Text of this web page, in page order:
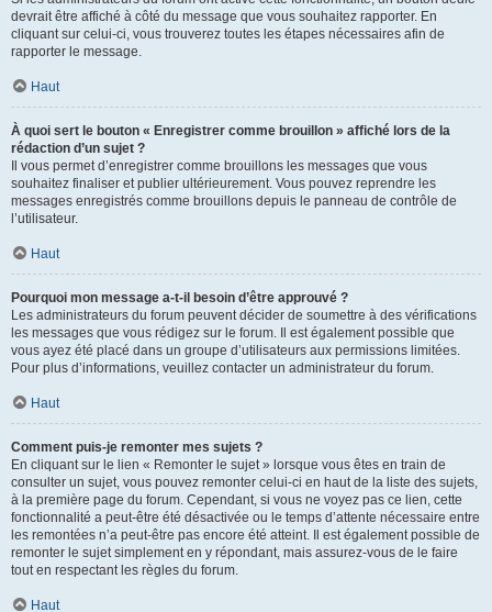
devrait être affiché à côté du message que vous souhaitez rapporter. En
cliquant sur celui-ci, vous trouverez toutes les étapes nécessaires afin de
rapporter le message.
Haut
À quoi sert le bouton « Enregistrer comme brouillon » affiché lors de la
rédaction d’un sujet ?
Il vous permet d’enregistrer comme brouillons les messages que vous
souhaitez finaliser et publier ultérieurement. Vous pouvez reprendre les
messages enregistrés comme brouillons depuis le panneau de contrôle de
l’utilisateur.
Haut
Pourquoi mon message a-t-il besoin d’être approuvé ?
Les administrateurs du forum peuvent décider de soumettre à des vérifications
les messages que vous rédigez sur le forum. Il est également possible que
vous ayez été placé dans un groupe d’utilisateurs aux permissions limitées.
Pour plus d’informations, veuillez contacter un administrateur du forum.
Haut
Comment puis-je remonter mes sujets ?
En cliquant sur le lien « Remonter le sujet » lorsque vous êtes en train de
consulter un sujet, vous pouvez remonter celui-ci en haut de la liste des sujets,
à la première page du forum. Cependant, si vous ne voyez pas ce lien, cette
fonctionnalité a peut-être été désactivée ou le temps d’attente nécessaire entre
les remontées n’a peut-être pas encore été atteint. Il est également possible de
remonter le sujet simplement en y répondant, mais assurez-vous de le faire
tout en respectant les règles du forum.
Haut